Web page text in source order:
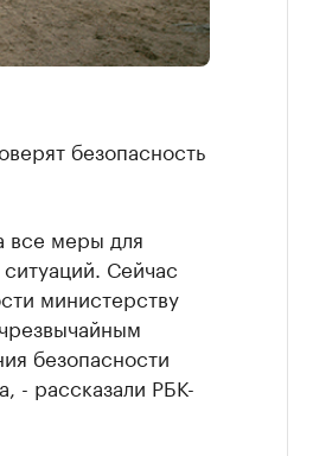
безопасность
все меры для
Сейчас
министерству
безопасности
- рассказали РБК-